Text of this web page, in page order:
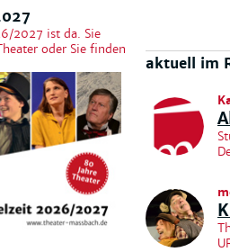
2027 ist da. Sie
oder Sie finden
aktuell im